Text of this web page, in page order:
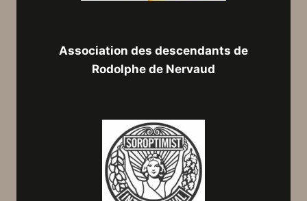
Association des descendants de
Rodolphe de Nervaud